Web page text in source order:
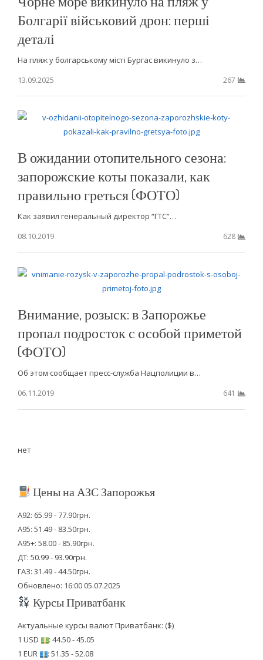
Болгарії військовий дрон: перші
деталі
На пляж у болгарському місті Бургас викинуло з…
13.09.2025
267
В ожидании отопительного сезона:
запорожские коты показали, как
правильно греться (ФОТО)
Как заявил генеральный директор “ГТС”…
08.10.2019
628
Внимание, розыск: в Запорожье
пропал подросток с особой приметой
(ФОТО)
Об этом сообщает пресс-служба Нацполиции в…
06.11.2019
641
нет
Цены на АЗС Запорожья
А92: 65.99 - 77.90грн.
А95: 51.49 - 83.50грн.
А95+: 58.00 - 85.90грн.
ДТ: 50.99 - 93.90грн.
ГАЗ: 31.49 - 44.50грн.
Обновлено: 16:00 05.07.2025
Курсы Приватбанк
Актуальные курсы валют Приватбанк: ($)
1 USD
: 44.50 - 45.05
1 EUR
: 51.35 - 52.08